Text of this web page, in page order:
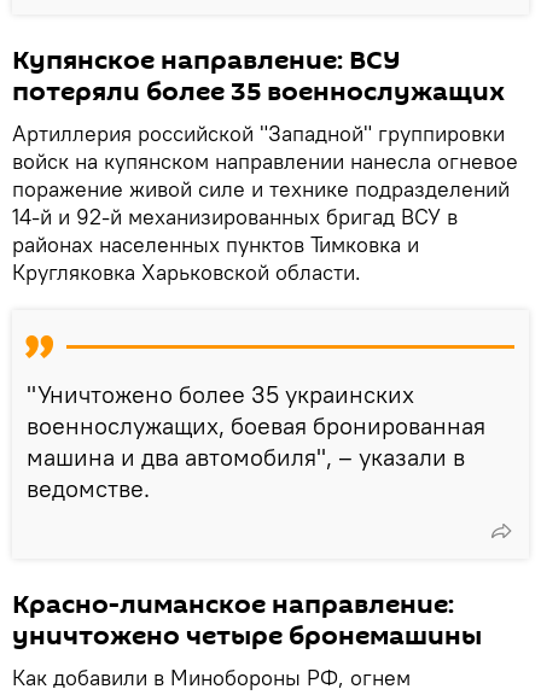
Купянское направление: ВСУ
потеряли более 35 военнослужащих
Артиллерия российской "Западной" группировки
войск на купянском направлении нанесла огневое
поражение живой силе и технике подразделений
14-й и 92-й механизированных бригад ВСУ в
районах населенных пунктов Тимковка и
Кругляковка Харьковской области.
"Уничтожено более 35 украинских
военнослужащих, боевая бронированная
машина и два автомобиля", – указали в
ведомстве.
Красно-лиманское направление:
уничтожено четыре бронемашины
Как добавили в Минобороны РФ, огнем